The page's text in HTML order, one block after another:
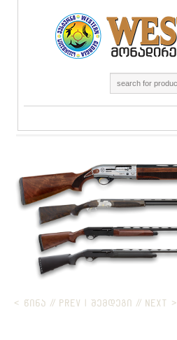
< ᲬᲘᲜᲐ // PREV ᲨᲔᲛᲓᲔᲒᲘ // NEXT >